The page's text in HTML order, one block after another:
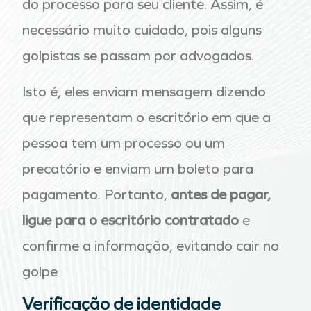
do processo para seu cliente. Assim, é
necessário muito cuidado, pois alguns
golpistas se passam por advogados.
Isto é, eles enviam mensagem dizendo
que representam o escritório em que a
pessoa tem um processo ou um
precatório e enviam um boleto para
pagamento. Portanto, antes de pagar,
ligue para o escritório contratado e
confirme a informação, evitando cair no
golpe
Verificação de identidade